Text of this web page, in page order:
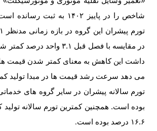
شاخص را در پاییز ۱۴۰۲ به ثبت
در مقایسه با فصل قبل ۳.۱
داشت این کاهش به معنای کمتر شدن قیمت
می دهد سرعت رشد قیمت ها در مبدا تولید
بوده است. همچنین کمترین تورم سالانه
۱۶.۶ درصد بوده است
.